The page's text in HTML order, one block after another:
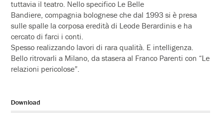
tuttavia il teatro. Nello specifico Le Belle
Bandiere, compagnia bolognese che dal 1993 si è presa
sulle spalle la corposa eredità di Leode Berardinis e ha
cercato di farci i conti.
Spesso realizzando lavori di rara qualità. E intelligenza.
Bello ritrovarli a Milano, da stasera al Franco Parenti con “Le
relazioni pericolose”.
Download